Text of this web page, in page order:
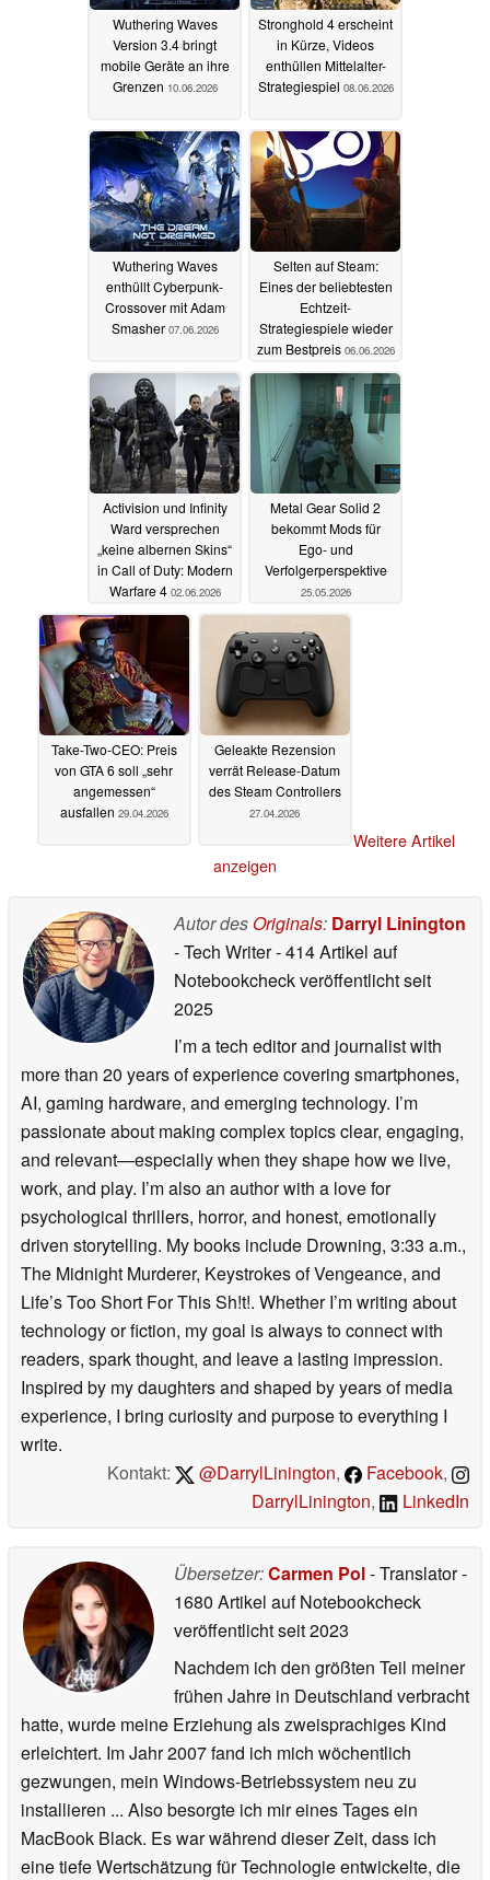
Wuthering Waves
Version 3.4 bringt
mobile Geräte an ihre
Grenzen 10.06.2026
Stronghold 4 erscheint
in Kürze, Videos
enthüllen Mittelalter-
Strategiespiel 08.06.2026
Wuthering Waves
enthüllt Cyberpunk-
Crossover mit Adam
Smasher 07.06.2026
Selten auf Steam:
Eines der beliebtesten
Echtzeit-
Strategiespiele wieder
zum Bestpreis 06.06.2026
Activision und Infinity
Ward versprechen
„keine albernen Skins“
in Call of Duty: Modern
Warfare 4 02.06.2026
Metal Gear Solid 2
bekommt Mods für
Ego- und
Verfolgerperspektive
25.05.2026
Take-Two-CEO: Preis
von GTA 6 soll „sehr
angemessen“
ausfallen 29.04.2026
Geleakte Rezension
verrät Release-Datum
des Steam Controllers
27.04.2026
Weitere Artikel
anzeigen
Autor des Originals: Darryl Linington
- Tech Writer- 414 Artikel auf
Notebookcheck veröffentlichtseit
2025
I’m a tech editor and journalist with
more than 20 years of experience covering smartphones,
AI, gaming hardware, and emerging technology. I’m
passionate about making complex topics clear, engaging,
and relevant—especially when they shape how we live,
work, and play. I’m also an author with a love for
psychological thrillers, horror, and honest, emotionally
driven storytelling. My books include Drowning, 3:33 a.m.,
The Midnight Murderer, Keystrokes of Vengeance, and
Life’s Too Short For This Sh!t!. Whether I’m writing about
technology or fiction, my goal is always to connect with
readers, spark thought, and leave a lasting impression.
Inspired by my daughters and shaped by years of media
experience, I bring curiosity and purpose to everything I
write.
Kontakt:
@DarrylLinington, Facebook,
DarrylLinington, LinkedIn
Übersetzer:Carmen Pol- Translator-
1680 Artikel auf Notebookcheck
veröffentlichtseit 2023
Nachdem ich den größten Teil meiner
frühen Jahre in Deutschland verbracht
hatte, wurde meine Erziehung als zweisprachiges Kind
erleichtert. Im Jahr 2007 fand ich mich wöchentlich
gezwungen, mein Windows-Betriebssystem neu zu
installieren ... Also besorgte ich mir eines Tages ein
MacBook Black. Es war während dieser Zeit, dass ich
eine tiefe Wertschätzung für Technologie entwickelte, die